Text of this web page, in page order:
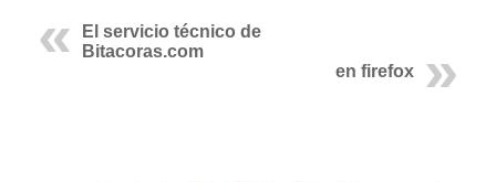
El servicio técnico de
Bitacoras.com
en firefox